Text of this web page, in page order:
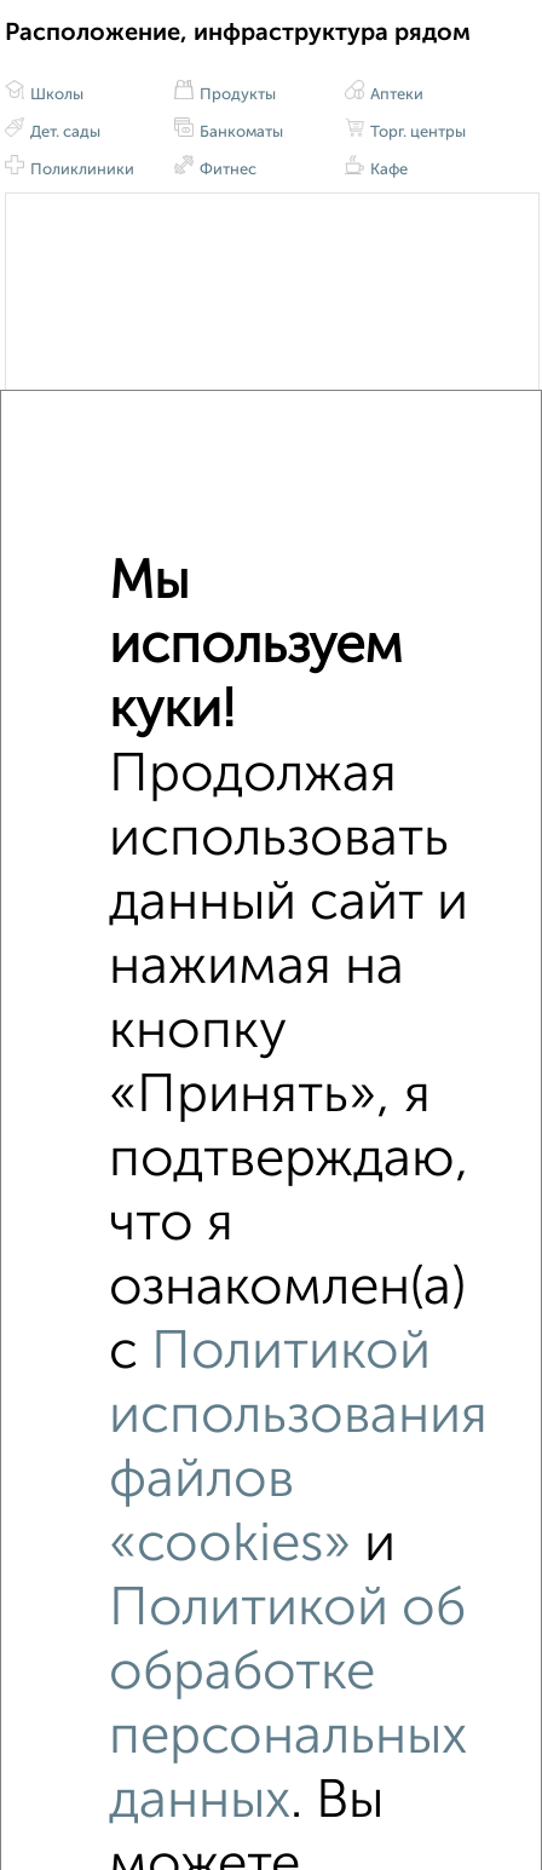
Расположение, инфраструктура рядом
Школы
Дет. сады
Поликлиники
Продукты
Банкоматы
Фитнес
Аптеки
Торг. центры
Кафе
Сравнение средних цен
2‑комнатные квартиры с похожей площадью ±10%
2 900 000 ₽
3 510 000
Средняя цена район
Средняя цена по городу
Похожие предложения рядом
2‑комнатные квартиры недалеко от имени Газеты Правда
Рядом, с меньшей ценой
Недалеко от имени Газеты Правда 52 с ценой ниже
Мы
используем
куки!
Продолжая
использовать
данный сайт и
нажимая на
кнопку
«Принять», я
подтверждаю,
что я
ознакомлен(а)
с Политикой
использования
файлов
«cookies» и
Политикой об
обработке
персональных
данных. Вы